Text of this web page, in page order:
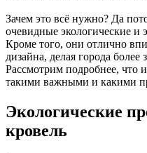
Зачем это всё нужно? Да
очевидные экологические и
Кроме того, они отлично
дизайна, делая города
Рассмотрим подробнее, что
такими важными и какими
Экологические
кровель